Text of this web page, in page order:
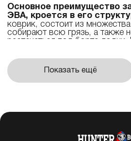
Основное преимущество
ЭВА, кроется в его
коврик, состоит из
собирают всю грязь, а также
растекаться под борта лодки.
убирается путем
похлопывания его рукой по
После рыбалки. достаточно
лодки и сполоснуть его в
Показать ещё